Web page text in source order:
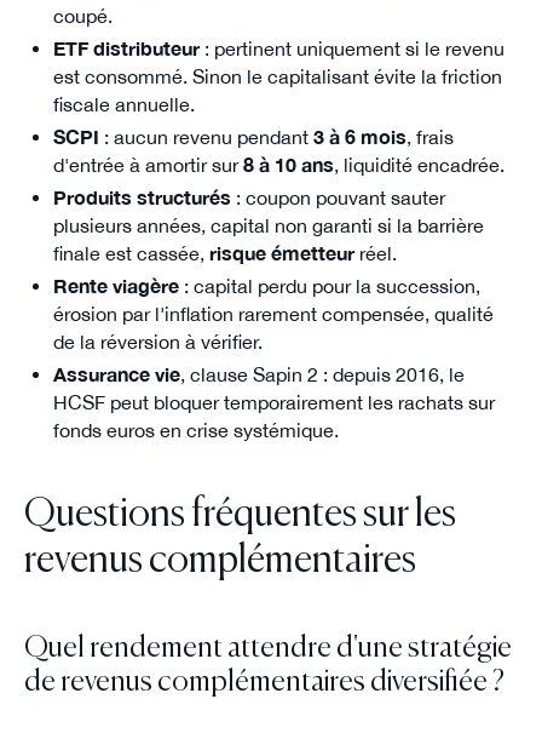
coupé.
ETF distributeur: pertinent uniquement si le revenu
est consommé. Sinon le capitalisant évite la friction
fiscale annuelle.
SCPI : aucun revenu pendant 3 à 6 mois, frais
d'entrée à amortir sur8 à 10 ans, liquidité encadrée.
Produits structurés : coupon pouvant sauter
plusieurs années, capital non garanti si la barrière
finale est cassée, risque émetteurréel.
Rente viagère: capital perdu pour la succession,
érosion par l'inflation rarement compensée, qualité
de la réversion à vérifier.
Assurance vie, clause Sapin 2 : depuis 2016, le
HCSF peut bloquer temporairement les rachats sur
fonds euros en crise systémique.
Questions fréquentes sur les
revenus complémentaires
Quel rendement attendre d'une stratégie
de revenus complémentaires diversifiée ?